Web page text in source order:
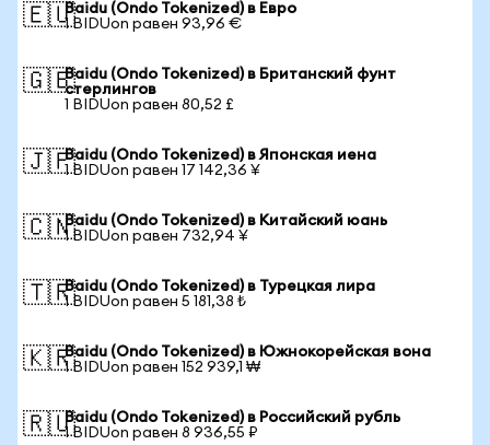
🇪🇺Baidu (Ondo Tokenized) в Евро
1 BIDUon равен 93,96 €
🇬🇧Baidu (Ondo Tokenized) в Британский фунт
стерлингов
1 BIDUon равен 80,52 £
🇯🇵Baidu (Ondo Tokenized) в Японская иена
1 BIDUon равен 17 142,36 ¥
🇨🇳Baidu (Ondo Tokenized) в Китайский юань
1 BIDUon равен 732,94 ¥
🇹🇷Baidu (Ondo Tokenized) в Турецкая лира
1 BIDUon равен 5 181,38 ₺
🇰🇷Baidu (Ondo Tokenized) в Южнокорейская вона
1 BIDUon равен 152 939,1 ₩
🇷🇺Baidu (Ondo Tokenized) в Российский рубль
1 BIDUon равен 8 936,55 ₽